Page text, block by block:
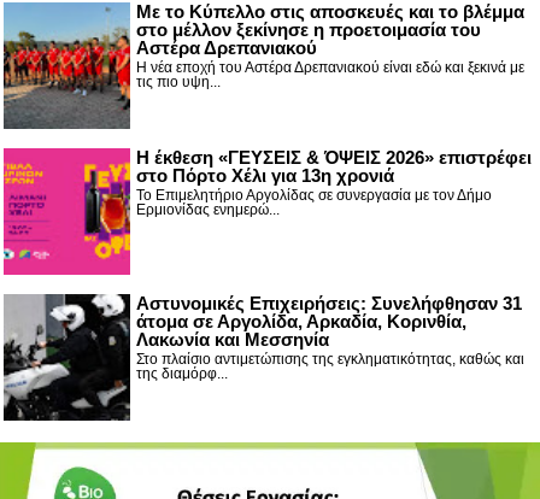
Με το Κύπελλο στις αποσκευές και το βλέμμα
στο μέλλον ξεκίνησε η προετοιμασία του
Αστέρα Δρεπανιακού
Η νέα εποχή του Αστέρα Δρεπανιακού είναι εδώ και ξεκινά με
τις πιο υψη...
Η έκθεση «ΓΕΥΣΕΙΣ & ΌΨΕΙΣ 2026» επιστρέφει
στο Πόρτο Χέλι για 13η χρονιά
Το Επιμελητήριο Αργολίδας σε συνεργασία με τον Δήμο
Ερμιονίδας ενημερώ...
Αστυνομικές Επιχειρήσεις: Συνελήφθησαν 31
άτομα σε Αργολίδα, Αρκαδία, Κορινθία,
Λακωνία και Μεσσηνία
Στο πλαίσιο αντιμετώπισης της εγκληματικότητας, καθώς και
της διαμόρφ...